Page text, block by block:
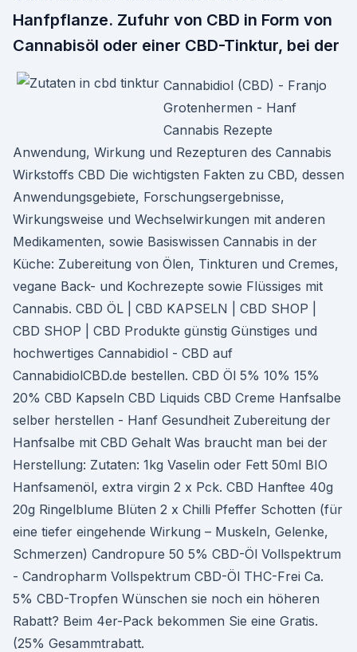
Hanfpflanze. Zufuhr von CBD in Form von
Cannabisöl oder einer CBD-Tinktur, bei der
Cannabidiol (CBD) - Franjo
Grotenhermen - Hanf
Cannabis Rezepte
Anwendung, Wirkung und Rezepturen des Cannabis
Wirkstoffs CBD Die wichtigsten Fakten zu CBD, dessen
Anwendungsgebiete, Forschungsergebnisse,
Wirkungsweise und Wechselwirkungen mit anderen
Medikamenten, sowie Basiswissen Cannabis in der
Küche: Zubereitung von Ölen, Tinkturen und Cremes,
vegane Back- und Kochrezepte sowie Flüssiges mit
Cannabis. CBD ÖL | CBD KAPSELN | CBD SHOP |
CBD SHOP | CBD Produkte günstig Günstiges und
hochwertiges Cannabidiol - CBD auf
CannabidiolCBD.de bestellen. CBD Öl 5% 10% 15%
20% CBD Kapseln CBD Liquids CBD Creme Hanfsalbe
selber herstellen - Hanf Gesundheit Zubereitung der
Hanfsalbe mit CBD Gehalt Was braucht man bei der
Herstellung: Zutaten: 1kg Vaselin oder Fett 50ml BIO
Hanfsamenöl, extra virgin 2 x Pck. CBD Hanftee 40g
20g Ringelblume Blüten 2 x Chilli Pfeffer Schotten (für
eine tiefer eingehende Wirkung – Muskeln, Gelenke,
Schmerzen) Candropure 50 5% CBD-Öl Vollspektrum
- Candropharm Vollspektrum CBD-Öl THC-Frei Ca.
5% CBD-Tropfen Wünschen sie noch ein höheren
Rabatt? Beim 4er-Pack bekommen Sie eine Gratis.
(25% Gesammtrabatt.